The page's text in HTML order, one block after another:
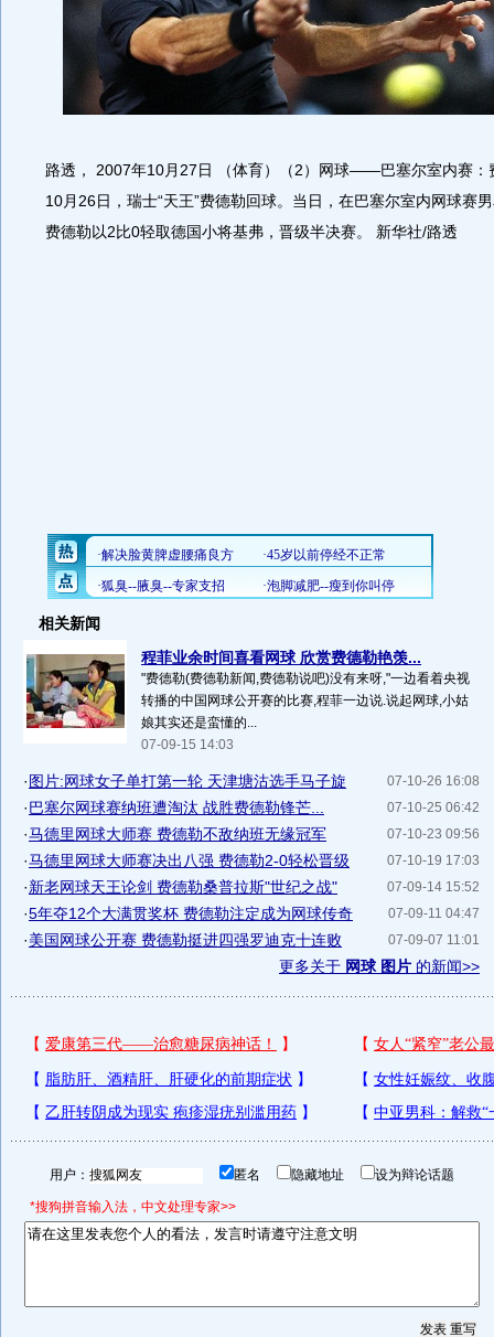
路透， 2007年10月27日 （体育）（2）网球――巴塞尔室内赛：
10月26日，瑞士“天王”费德勒回球。当日，在巴塞尔室内网球赛
费德勒以2比0轻取德国小将基弗，晋级半决赛。 新华社/路透
相关新闻
程菲业余时间喜看网球 欣赏费德勒艳羡...
"费德勒(费德勒新闻,费德勒说吧)没有来呀,"一边看着央视
转播的中国网球公开赛的比赛,程菲一边说.说起网球,小姑
娘其实还是蛮懂的...
07-09-15 14:03
07-10-26 16:08
·图片:网球女子单打第一轮 天津塘沽选手马子旋
07-10-25 06:42
·巴塞尔网球赛纳班遭淘汰 战胜费德勒锋芒...
07-10-23 09:56
·马德里网球大师赛 费德勒不敌纳班无缘冠军
07-10-19 17:03
·马德里网球大师赛决出八强 费德勒2-0轻松晋级
07-09-14 15:52
·新老网球天王论剑 费德勒桑普拉斯"世纪之战"
07-09-11 04:47
·5年夺12个大满贯奖杯 费德勒注定成为网球传奇
07-09-07 11:01
·美国网球公开赛 费德勒挺进四强罗迪克十连败
更多关于 网球 图片 的新闻>>
用户： 匿名 隐藏地址 设为辩论话题
*搜狗拼音输入法，中文处理专家>>